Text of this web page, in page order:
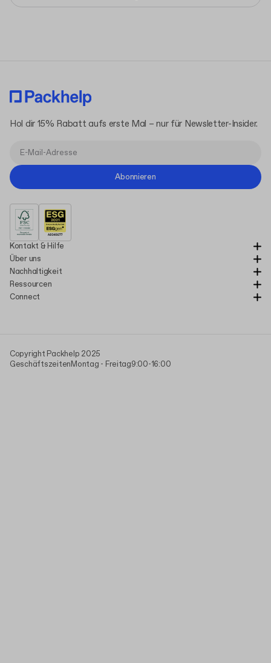
Kontakt & Hilfe
Über uns
Nachhaltigkeit
Ressourcen
Connect
Hol dir 15% Rabatt aufs erste Mal – nur für Newsletter-Insider.
Abonnieren
Copyright Packhelp 2025
GeschäftszeitenMontag - Freitag9:00-16:00